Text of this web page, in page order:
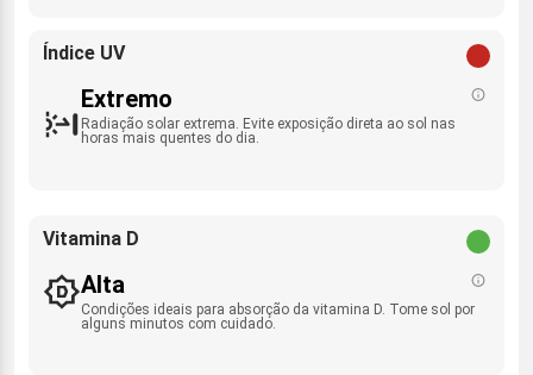
Índice UV
Extremo
Radiação solar extrema. Evite exposição direta ao sol nas
horas mais quentes do dia.
Vitamina D
Alta
Condições ideais para absorção da vitamina D. Tome sol por
alguns minutos com cuidado.